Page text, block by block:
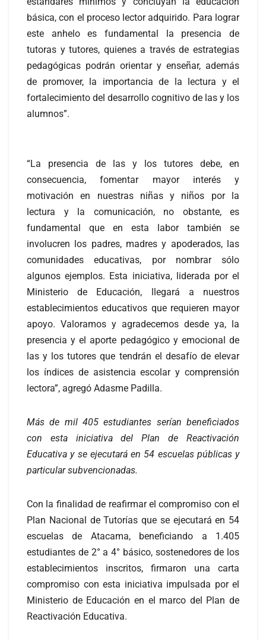
básica, con el proceso lector adquirido. Para lograr
este anhelo es fundamental la presencia de
tutoras y tutores, quienes a través de estrategias
pedagógicas podrán orientar y enseñar, además
de promover, la importancia de la lectura y el
fortalecimiento del desarrollo cognitivo de las y los
alumnos”.
“La presencia de las y los tutores debe, en
consecuencia, fomentar mayor interés y
motivación en nuestras niñas y niños por la
lectura y la comunicación, no obstante, es
fundamental que en esta labor también se
involucren los padres, madres y apoderados, las
comunidades educativas, por nombrar sólo
algunos ejemplos. Esta iniciativa, liderada por el
Ministerio de Educación, llegará a nuestros
establecimientos educativos que requieren mayor
apoyo. Valoramos y agradecemos desde ya, la
presencia y el aporte pedagógico y emocional de
las y los tutores que tendrán el desafío de elevar
los índices de asistencia escolar y comprensión
lectora”, agregó Adasme Padilla.
Más de mil 405 estudiantes serían beneficiados
con esta iniciativa del Plan de Reactivación
Educativa y se ejecutará en 54 escuelas públicas y
particular subvencionadas.
Con la finalidad de reafirmar el compromiso con el
Plan Nacional de Tutorías que se ejecutará en 54
escuelas de Atacama, beneficiando a 1.405
estudiantes de 2° a 4° básico, sostenedores de los
establecimientos inscritos, firmaron una carta
compromiso con esta iniciativa impulsada por el
Ministerio de Educación en el marco del Plan de
Reactivación Educativa.